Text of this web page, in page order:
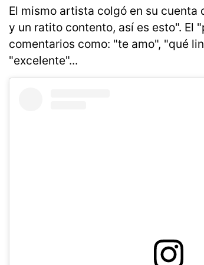
El mismo artista colgó en su
y un ratito contento, así es esto". El
comentarios como: "te amo", "qué
"excelente"...